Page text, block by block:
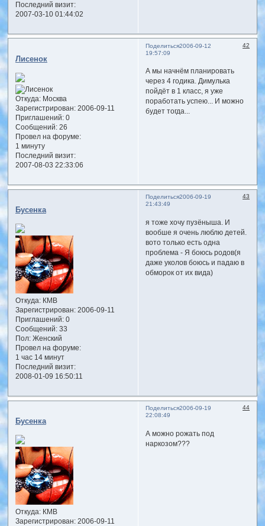
Последний визит:
2007-03-10 01:44:02
Поделиться 42
2006-09-12
19:57:09
Лисенок
Откуда:Москва
Зарегистрирован: 2006-09-11
Приглашений:0
Сообщений:26
Провел на форуме:
1 минуту
Последний визит:
2007-08-03 22:33:06
А мы начнём планировать
через 4 годика. Димулька
пойдёт в 1 класс, я уже
поработать успею... И можно
будет тогда...
Поделиться 43
2006-09-19
21:43:49
Бусенка
Откуда:КМВ
Зарегистрирован: 2006-09-11
Приглашений:0
Сообщений:33
Пол:Женский
Провел на форуме:
1 час 14 минут
Последний визит:
2008-01-09 16:50:11
я тоже хочу пузёныша. И
вообше я очень люблю детей.
вото только есть одна
проблема - Я боюсь родов(я
даже уколов боюсь и падаю в
обморок от их вида)
Поделиться 44
2006-09-19
22:08:49
Бусенка
Откуда:КМВ
Зарегистрирован: 2006-09-11
А можно рожать под
наркозом???